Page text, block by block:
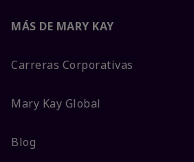
MÁS DE MARY KAY
Carreras Corporativas
Mary Kay Global
Blog